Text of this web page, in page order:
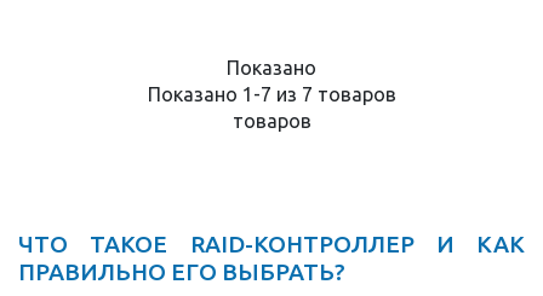
Показано
Показано 1-7 из 7 товаров
товаров
ЧТО ТАКОЕ RAID-КОНТРОЛЛЕР И КАК
ПРАВИЛЬНО ЕГО ВЫБРАТЬ?